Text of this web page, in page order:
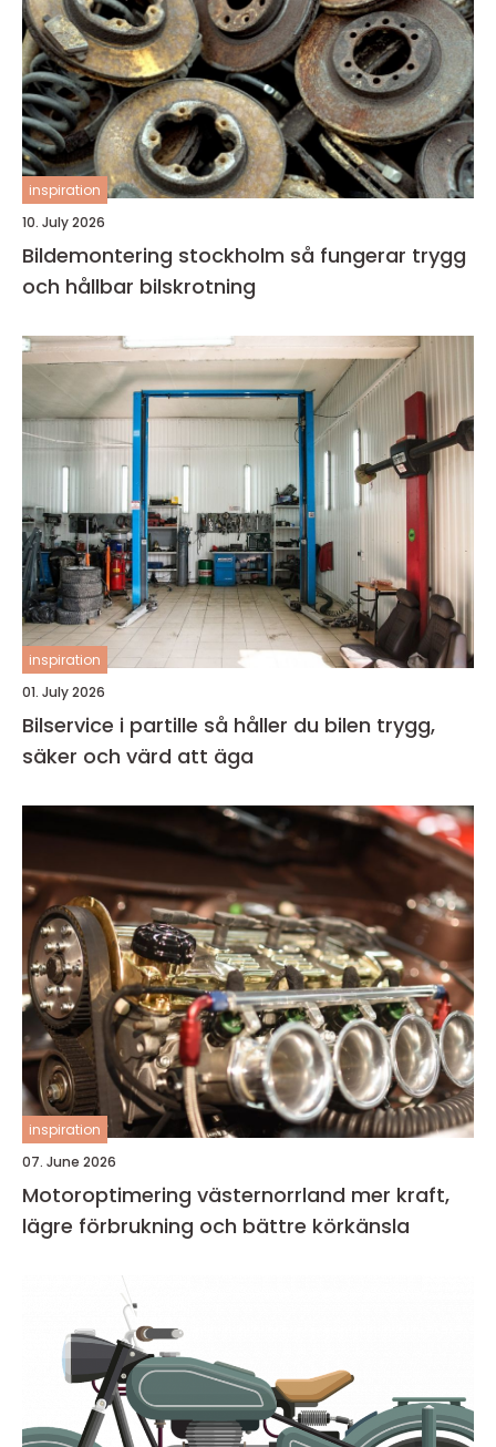
inspiration
10. July 2026
Bildemontering stockholm så fungerar trygg
och hållbar bilskrotning
inspiration
01. July 2026
Bilservice i partille så håller du bilen trygg,
säker och värd att äga
inspiration
07. June 2026
Motoroptimering västernorrland mer kraft,
lägre förbrukning och bättre körkänsla